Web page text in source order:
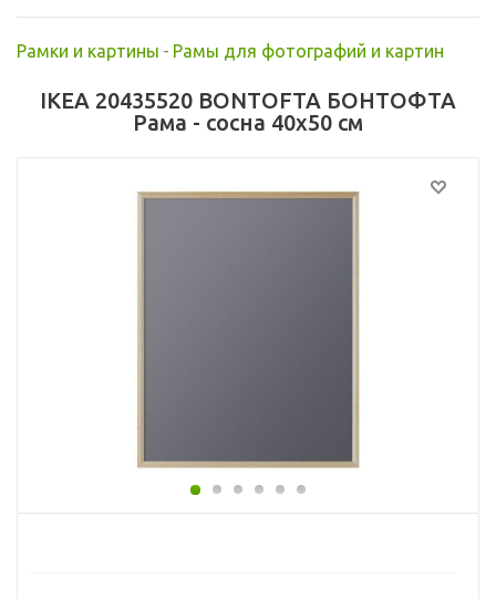
Рамки и картины - Рамы для фотографий и картин
IKEA 20435520 BONTOFTA БОНТОФТА
Рама - сосна 40x50 см